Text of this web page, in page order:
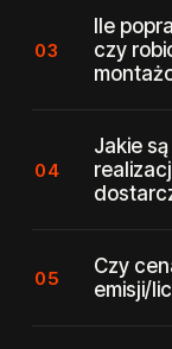
03
Ile
czy
04
Jakie
05
Czy
emisji/